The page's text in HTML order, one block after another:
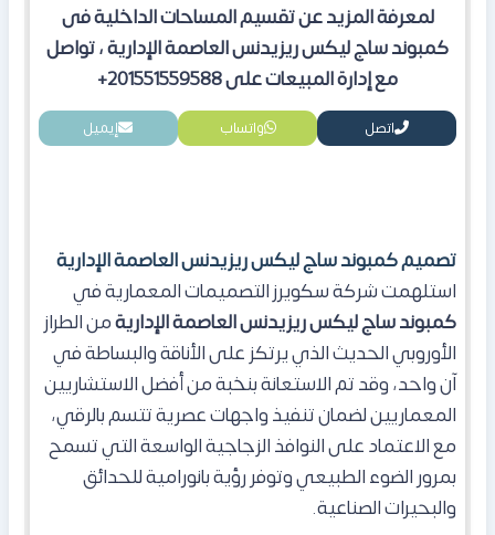
لمعرفة المزيد عن تقسيم المساحات الداخلية فى
كمبوند ساج ليكس ريزيدنس العاصمة الإدارية ، تواصل
مع إدارة المبيعات على 201551559588+
اتصل واتساب إيميل
تصميم كمبوند ساج ليكس ريزيدنس العاصمة الإدارية
​استلهمت شركة سكويرز التصميمات المعمارية في
كمبوند ساج ليكس ريزيدنس العاصمةالإداريةمن الطراز
الأوروبي الحديث الذي يرتكز على الأناقة والبساطة في
آن واحد، وقد تم الاستعانة بنخبة من أفضل الاستشاريين
المعماريين لضمان تنفيذ واجهات عصرية تتسم بالرقي،
مع الاعتماد على النوافذ الزجاجية الواسعة التي تسمح
بمرور الضوء الطبيعي وتوفر رؤية بانورامية للحدائق
والبحيرات الصناعية.